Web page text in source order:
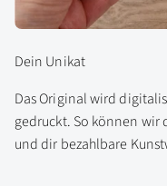
Dein Unikat
Das Original wird
gedruckt. So können wir
und dir bezahlbare